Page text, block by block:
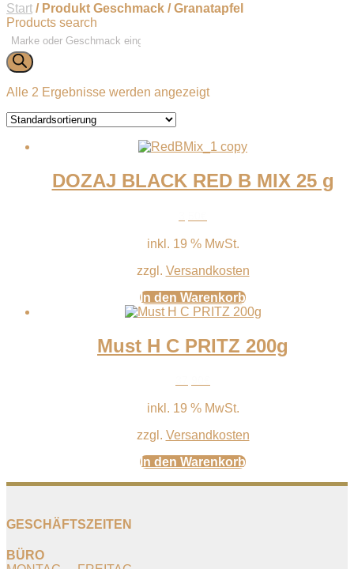
Start / Produkt Geschmack / Granatapfel
Products search
Alle 2 Ergebnisse werden angezeigt
DOZAJ BLACK RED B MIX 25 g
inkl. 19 % MwSt.
zzgl. Versandkosten
In den Warenkorb
Must H C PRITZ 200g
inkl. 19 % MwSt.
zzgl. Versandkosten
In den Warenkorb
GESCHÄFTSZEITEN
BÜRO